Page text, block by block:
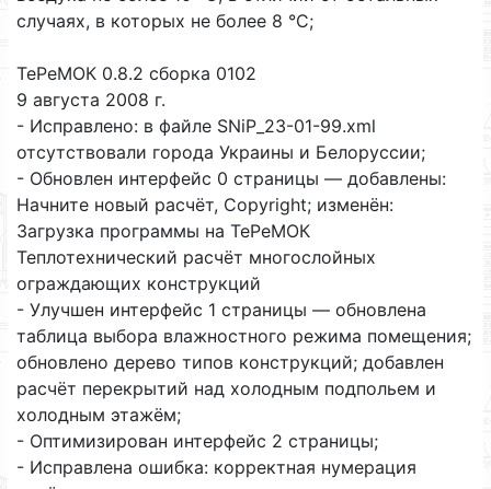
случаях, в которых не более 8 °С;
ТеРеМОК 0.8.2 сборка 0102
9 августа 2008 г.
- Исправлено: в файле SNiP_23-01-99.xml
отсутствовали города Украины и Белоруссии;
- Обновлен интерфейс 0 страницы — добавлены:
Начните новый расчёт, Copyright; изменён:
Загрузка программы на ТеРеМОК
Теплотехнический расчёт многослойных
ограждающих конструкций
- Улучшен интерфейс 1 страницы — обновлена
таблица выбора влажностного режима помещения;
обновлено дерево типов конструкций; добавлен
расчёт перекрытий над холодным подпольем и
холодным этажём;
- Оптимизирован интерфейс 2 страницы;
- Исправлена ошибка: корректная нумерация